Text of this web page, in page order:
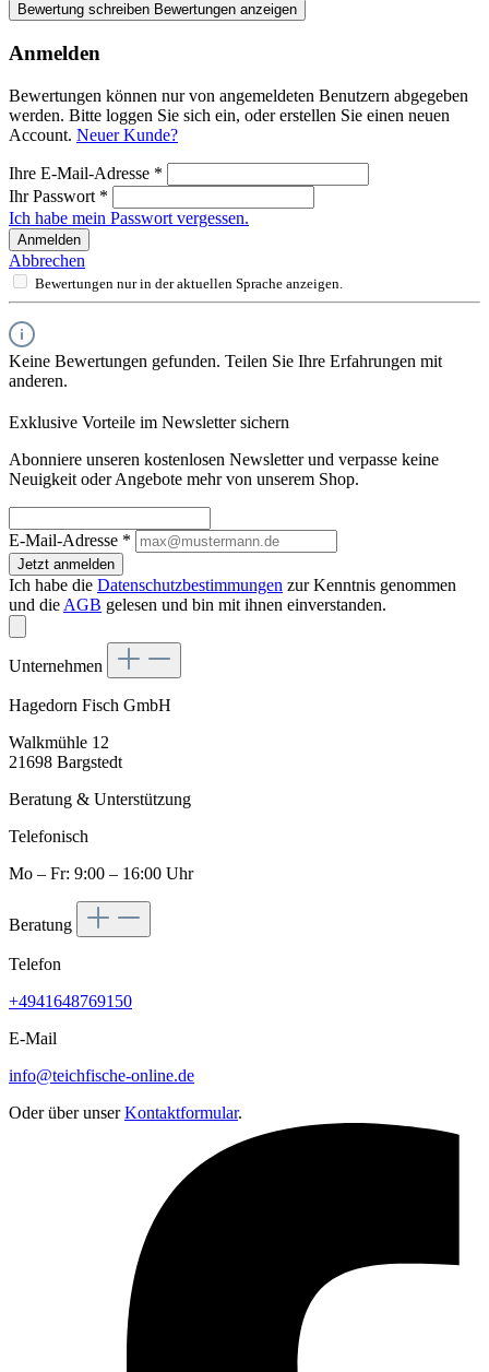
Bewertung schreiben Bewertungen anzeigen
Anmelden
Bewertungen können nur von angemeldeten Benutzern abgegeben
werden. Bitte loggen Sie sich ein, oder erstellen Sie einen neuen
Account. Neuer Kunde?
Ihre E-Mail-Adresse *
Ihr Passwort *
Ich habe mein Passwort vergessen.
Anmelden
Abbrechen
Bewertungen nur in der aktuellen Sprache anzeigen.
Keine Bewertungen gefunden. Teilen Sie Ihre Erfahrungen mit
anderen.
Exklusive Vorteile im Newsletter sichern
Abonniere unseren kostenlosen Newsletter und verpasse keine
Neuigkeit oder Angebote mehr von unserem Shop.
E-Mail-Adresse *
Jetzt anmelden
Ich habe die Datenschutzbestimmungen zur Kenntnis genommen
und die AGB gelesen und bin mit ihnen einverstanden.
Unternehmen
Hagedorn Fisch GmbH
Walkmühle 12
21698 Bargstedt
Beratung & Unterstützung
Telefonisch
Mo – Fr: 9:00 – 16:00 Uhr
Beratung
Telefon
+4941648769150
E-Mail
info@teichfische-online.de
Oder über unserKontaktformular.